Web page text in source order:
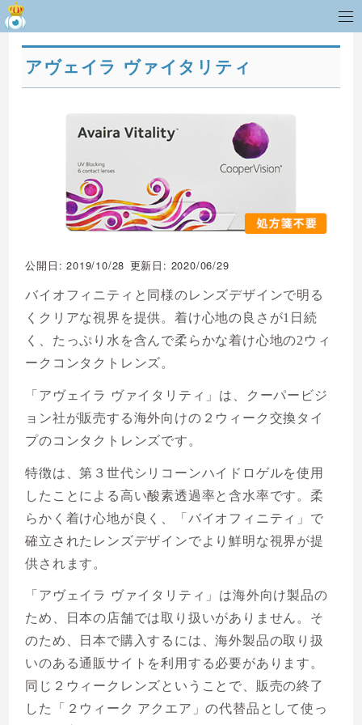
アヴェイラ ヴァイタリティ
公開日: 2019/10/28 更新日: 2020/06/29
バイオフィニティと同様のレンズデザインで明る
くクリアな視界を提供。着け心地の良さが1日続
く、たっぷり水を含んで柔らかな着け心地の2ウィ
ークコンタクトレンズ。
「アヴェイラ ヴァイタリティ」は、クーパービジ
ョン社が販売する海外向けの２ウィーク交換タイ
プのコンタクトレンズです。
特徴は、第３世代シリコーンハイドロゲルを使用
したことによる高い酸素透過率と含水率です。柔
らかく着け心地が良く、「バイオフィニティ」で
確立されたレンズデザインでより鮮明な視界が提
供されます。
「アヴェイラ ヴァイタリティ」は海外向け製品の
ため、日本の店舗では取り扱いがありません。そ
のため、日本で購入するには、海外製品の取り扱
いのある通販サイトを利用する必要があります。
同じ２ウィークレンズということで、販売の終了
した「２ウィーク アクエア」の代替品として使っ